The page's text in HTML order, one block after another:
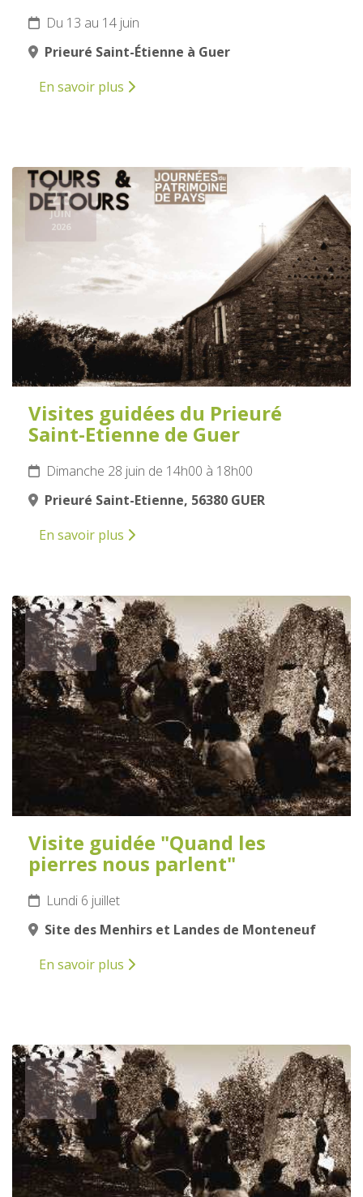
Du 13 au 14 juin
Prieuré Saint-Étienne à Guer
En savoir plus
28
JUIN
2026
Visites guidées du Prieuré
Saint-Etienne de Guer
Dimanche 28 juin de 14h00 à 18h00
Prieuré Saint-Etienne, 56380 GUER
En savoir plus
6
JUILLET
2026
Visite guidée "Quand les
pierres nous parlent"
Lundi 6 juillet
Site des Menhirs et Landes de Monteneuf
En savoir plus
7
JUILLET
2026